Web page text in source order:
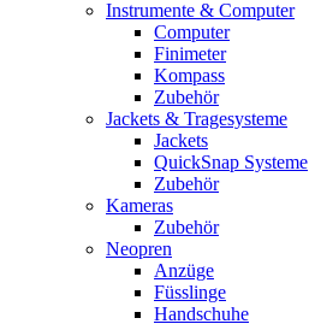
Instrumente & Computer
Computer
Finimeter
Kompass
Zubehör
Jackets & Tragesysteme
Jackets
QuickSnap Systeme
Zubehör
Kameras
Zubehör
Neopren
Anzüge
Füsslinge
Handschuhe